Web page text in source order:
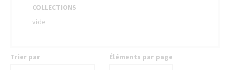
COLLECTIONS
vide
Trier par Éléments par page